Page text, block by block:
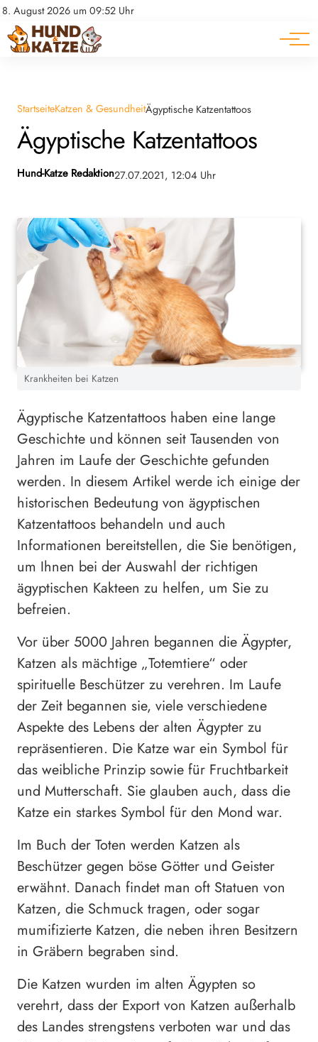
8. August 2026 um 09:52 Uhr
Datenschutz
Impressum
Pferde
Ratgeber
StartseiteKatzen & GesundheitÄgyptische Katzentattoos
Ägyptische Katzentattoos
Hund-Katze Redaktion27.07.2021, 12:04 Uhr
Krankheiten bei Katzen
Ägyptische Katzentattoos haben eine lange
Geschichte und können seit Tausenden von
Jahren im Laufe der Geschichte gefunden
werden. In diesem Artikel werde ich einige der
historischen Bedeutung von ägyptischen
Katzentattoos behandeln und auch
Informationen bereitstellen, die Sie benötigen,
um Ihnen bei der Auswahl der richtigen
ägyptischen Kakteen zu helfen, um Sie zu
befreien.
Vor über 5000 Jahren begannen die Ägypter,
Katzen als mächtige „Totemtiere“ oder
spirituelle Beschützer zu verehren. Im Laufe
der Zeit begannen sie, viele verschiedene
Aspekte des Lebens der alten Ägypter zu
repräsentieren. Die Katze war ein Symbol für
das weibliche Prinzip sowie für Fruchtbarkeit
und Mutterschaft. Sie glauben auch, dass die
Katze ein starkes Symbol für den Mond war.
Im Buch der Toten werden Katzen als
Beschützer gegen böse Götter und Geister
erwähnt. Danach findet man oft Statuen von
Katzen, die Schmuck tragen, oder sogar
mumifizierte Katzen, die neben ihren Besitzern
in Gräbern begraben sind.
Die Katzen wurden im alten Ägypten so
verehrt, dass der Export von Katzen außerhalb
des Landes strengstens verboten war und das